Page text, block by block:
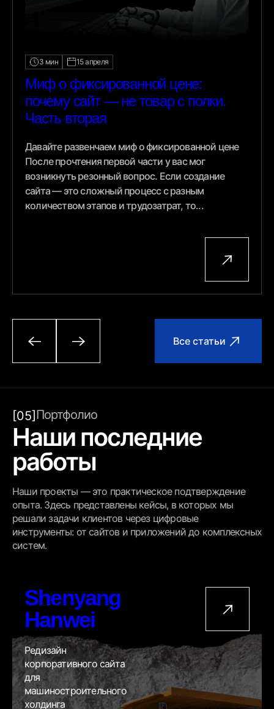
3 мин 15 апреля
Миф о фиксированной цене:
почему сайт — не товар с полки.
Часть вторая
Давайте развенчаем миф о фиксированной цене
После прочтения первой части у вас мог
возникнуть резонный вопрос. Если создание
сайта — это сложный процесс с разным
количеством этапов и трудозатрат, то...
Все статьи
[05]Портфолио
Наши последние
работы
Наши проекты — это практическое подтверждение
опыта. Здесь представлены кейсы, в которых мы
решали задачи клиентов через цифровые
инструменты: от сайтов и приложений до комплексных
систем.
Shenyang
Hanwei
Редизайн
корпоративного сайта
для
машиностроительного
холдинга